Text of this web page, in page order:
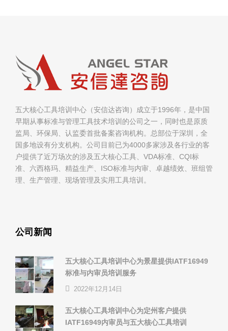
五大核心工具培训中心（安信达咨询）成立于1996年，是中国
早期从事标准与管理工具技术培训的公司之一，同时也是原质
监局、环保局、认监委首批备案咨询机构。总部位于深圳，全
国多地设有分支机构。公司目前已为4000多家涉及各行业的客
户提供了近万场次的涉及五大核心工具、VDA标准、CQI标
准、六西格玛、精益生产、ISO标准与内审、卓越绩效、班组管
理、生产管理、现场管理及实用工具培训。
公司新闻
五大核心工具培训中心为景星提供IATF16949
标准与内审员培训服务
2022年12月14日
五大核心工具培训中心为定州客户提供
IATF16949内审员与五大核心工具培训